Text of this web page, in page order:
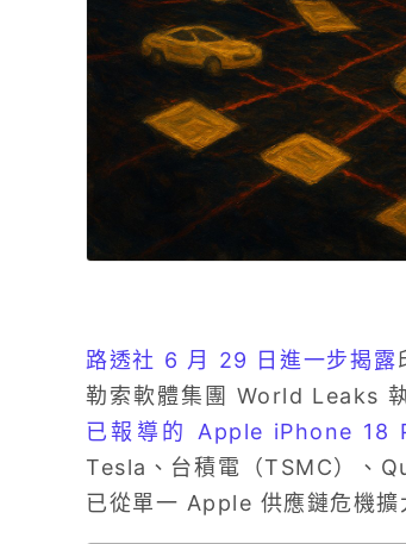
路透社 6 月 29 日進一步揭露
勒索軟體集團 World Leaks
已報導的 Apple iPhone 18
Tesla、台積電（TSMC）、
已從單一 Apple 供應鏈危機擴